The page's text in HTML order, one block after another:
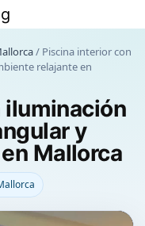
/ Piscina interior con
relajante en
iluminación
y
Mallorca